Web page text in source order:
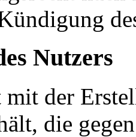
Nutzers
der
die